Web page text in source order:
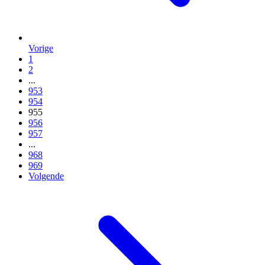
Vorige
1
2
...
953
954
955
956
957
...
968
969
Volgende